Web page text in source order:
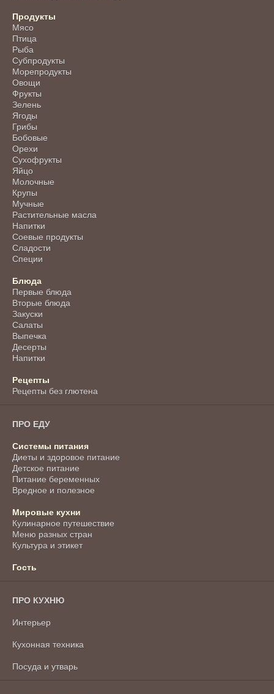
Продукты
Мясо
Птица
Рыба
Субпродукты
Морепродукты
Овощи
Фрукты
Зелень
Ягоды
Грибы
Бобовые
Орехи
Сухофрукты
Яйцо
Молочные
Крупы
Мучные
Растительные масла
Напитки
Соевые продукты
Сладости
Специи
Блюда
Первые блюда
Вторые блюда
Закуски
Салаты
Выпечка
Десерты
Напитки
Рецепты
Рецепты без глютена
ПРО ЕДУ
Системы питания
Диеты и здоровое питание
Детское питание
Питание беременных
Вредное и полезное
Мировые кухни
Кулинарное путешествие
Меню разных стран
Культура и этикет
Гость
ПРО КУХНЮ
Интерьер
Кухонная техника
Посуда и утварь